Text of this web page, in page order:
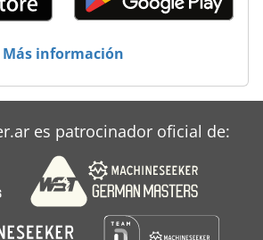
Más información
es patrocinador oficial de: